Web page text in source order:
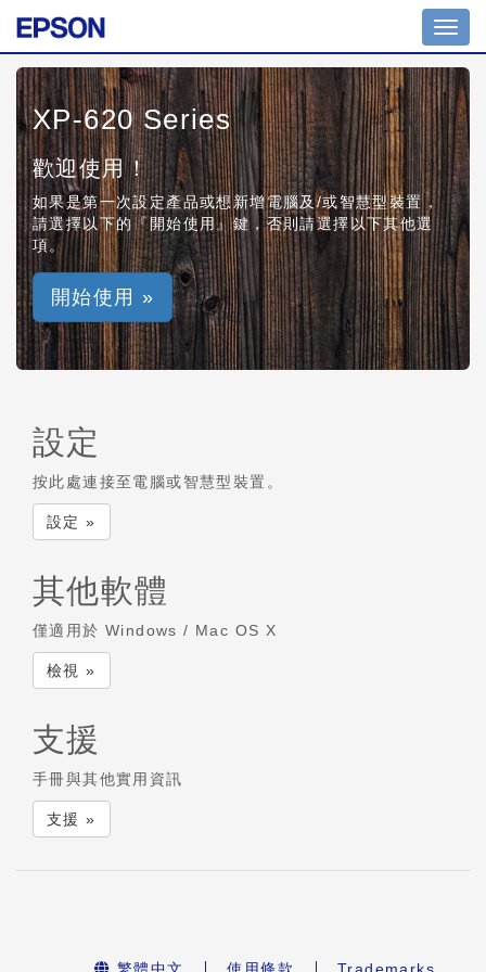
XP-620 Series
歡迎使用！
如果是第一次設定產品或想新增電腦及/或智慧型裝置，
請選擇以下的『開始使用』鍵，否則請選擇以下其他選
項。
開始使用 »
設定
按此處連接至電腦或智慧型裝置。
設定 »
其他軟體
僅適用於 Windows / Mac OS X
檢視 »
支援
手冊與其他實用資訊
支援 »